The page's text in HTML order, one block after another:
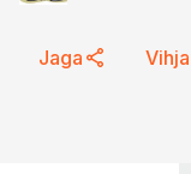
Jaga Vihja